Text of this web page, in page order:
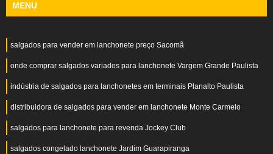
MENU
salgados para vender em lanchonete preço Sacomã
onde comprar salgados variados para lanchonete Vargem Grande Paulista
indústria de salgados para lanchonetes em terminais Planalto Paulista
distribuidora de salgados para vender em lanchonete Monte Carmelo
salgados para lanchonete para revenda Jockey Club
salgados congelado lanchonete Jardim Guarapiranga